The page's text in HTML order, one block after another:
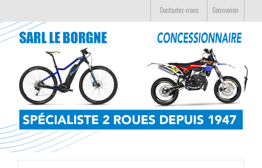
Connexion
Contactez-nous